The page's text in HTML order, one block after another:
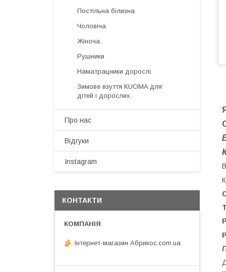
Постільна білизна
Чоловіча
Жіноча
Рушники
Наматрацники дорослі.
Зимове взуття KUOMA для
дітей і дорослих
Про нас
Відгуки
Instagram
КОНТАКТИ
Інтернет-магазин Абрикос.com.ua